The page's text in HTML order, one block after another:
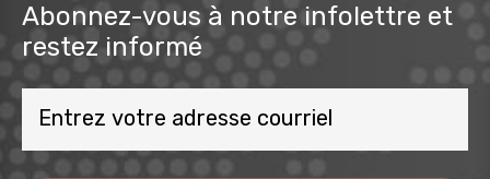
Abonnez-vous à notre infolettre et
restez informé